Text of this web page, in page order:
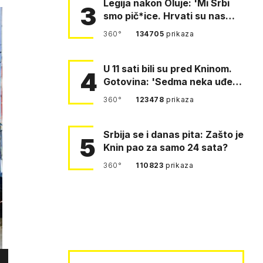
3
Legija nakon Oluje: 'Mi Srbi
smo pič*ice. Hrvati su nas
pomeli!'
360° 134705prikaza
4 U 11 sati bili su pred Kninom.
Gotovina: 'Sedma neka uđe,
4. gardijska neka g…
360° 123478prikaza
5
Srbija se i danas pita: Zašto je
Knin pao za samo 24 sata?
360° 110823prikaza